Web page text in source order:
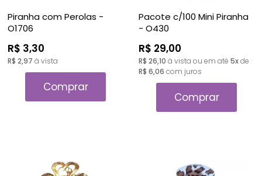
Piranha com Perolas -
O1706
R$ 3,30
R$ 2,97 à vista
Comprar
Pacote c/100 Mini Piranha
- O430
R$ 29,00
R$ 26,10 à vista ou em até 5xde
R$ 6,06 com juros
Comprar